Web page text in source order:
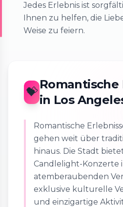
Jedes Erlebnis ist
Ihnen zu helfen, die
Weise zu feiern.
💝
Romantische
in Los
Romantische
gehen weit über
hinaus. Die Stadt
Candlelight-Konzerte
atemberaubenden
exklusive kulturelle
und einzigartige